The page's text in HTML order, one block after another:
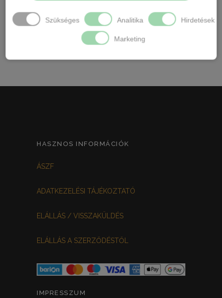
tartalmazza.
HASZNOS INFORMÁCIÓK
ÁSZF
ADATKEZELÉSI TÁJÉKOZTATÓ
ELÁLLÁS / VISSZAKÜLDÉS
ELÁLLÁS A SZERZŐDÉSTŐL
IMPRESSZUM
Szükséges Analitika Hirdetések
Marketing